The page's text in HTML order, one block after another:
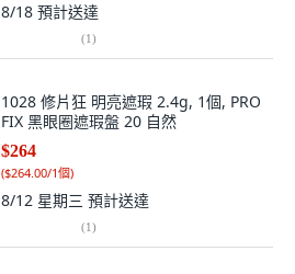
8/18 預計送達
(1)
1028 修片狂 明亮遮瑕 2.4g, 1個, PRO
FIX 黑眼圈遮瑕盤 20 自然
$264
($264.00/1個)
8/12 星期三 預計送達
(1)